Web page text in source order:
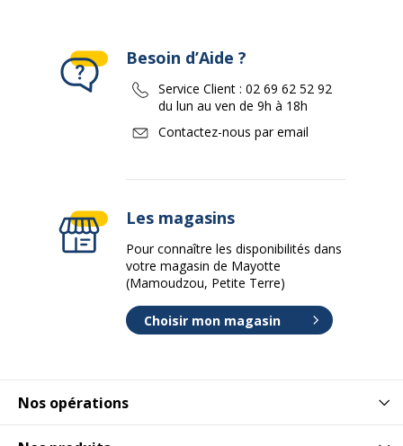
Nos opérations
Besoin d’Aide ?
Service Client : 02 69 62 52 92
du lun au ven de 9h à 18h
Contactez-nous par email
Les magasins
Pour connaître les disponibilités dans
votre magasin de Mayotte
(Mamoudzou, Petite Terre)
Choisir mon magasin